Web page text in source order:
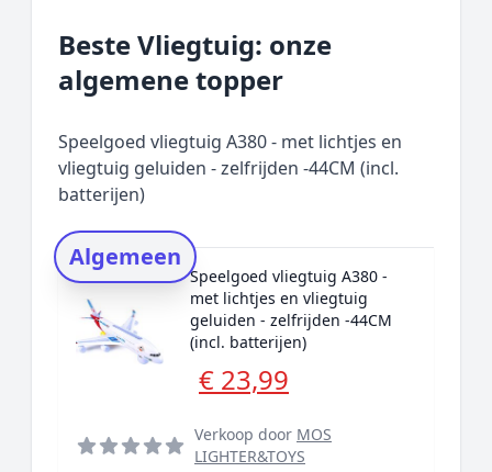
Onze algemene topper
Prijs topper
Rating topper
Onderzoeksmethode
Alternatieven
Prijsniveaus
Beste Vliegtuig: onze
algemene topper
Speelgoed vliegtuig A380 - met lichtjes en
vliegtuig geluiden - zelfrijden -44CM (incl.
batterijen)
Algemeen
Speelgoed vliegtuig A380 -
met lichtjes en vliegtuig
geluiden - zelfrijden -44CM
(incl. batterijen)
€ 23,99
Verkoop door MOS
LIGHTER&TOYS